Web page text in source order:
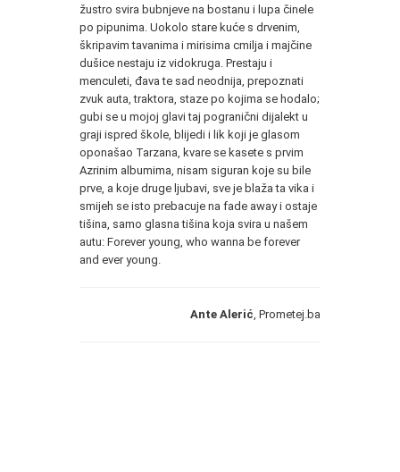
žustro svira bubnjeve na bostanu i lupa činele
po pipunima. Uokolo stare kuće s drvenim,
škripavim tavanima i mirisima cmilja i majčine
dušice nestaju iz vidokruga. Prestaju i
menculeti, đava te sad neodnija, prepoznati
zvuk auta, traktora, staze po kojima se hodalo;
gubi se u mojoj glavi taj pogranični dijalekt u
graji ispred škole, blijedi i lik koji je glasom
oponašao Tarzana, kvare se kasete s prvim
Azrinim albumima, nisam siguran koje su bile
prve, a koje druge ljubavi, sve je blaža ta vika i
smijeh se isto prebacuje na fade away i ostaje
tišina, samo glasna tišina koja svira u našem
autu: Forever young, who wanna be forever
and ever young.
Ante Alerić , Prometej.ba